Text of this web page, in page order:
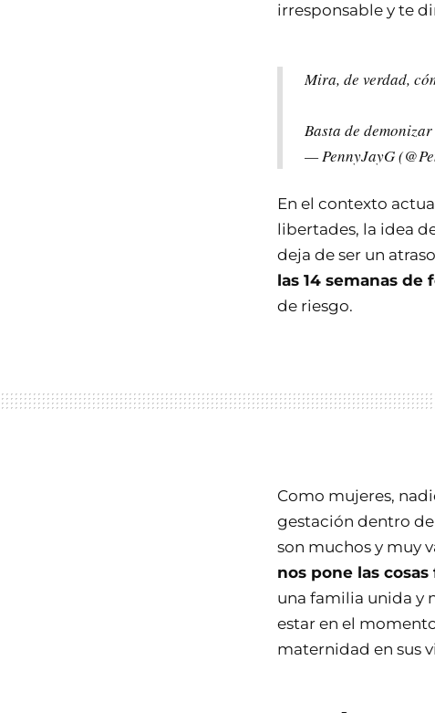
irresponsable y te
Mira, de verdad,
Basta de
— PennyJayG
En el contexto
libertades, la idea
deja de ser un
las 14 semanas de
de riesgo.
Como mujeres,
gestación dentro
son muchos y muy
nos pone las
una familia unida y
estar en el
maternidad en sus